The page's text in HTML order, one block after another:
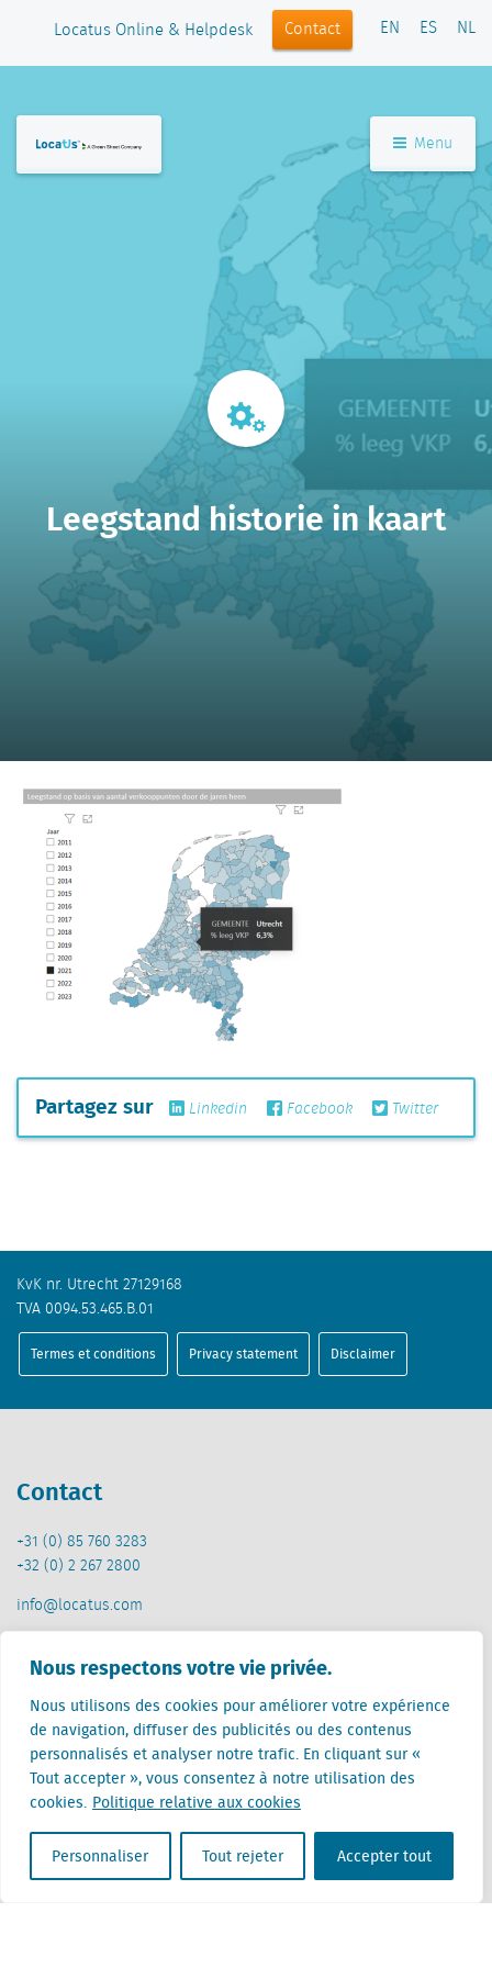
Nous respectons votre vie privée.
Nous utilisons des cookies pour améliorer votre expérience
de navigation, diffuser des publicités ou des contenus
personnalisés et analyser notre trafic. En cliquant sur «
Tout accepter », vous consentez à notre utilisation des
cookies. Politique relative aux cookies
Personnaliser Tout rejeter Accepter tout
Locatus Online & Helpdesk Contact EN ES NL
Menu
Leegstand historie in kaart
Partagez sur Linkedin Facebook Twitter
KvK nr. Utrecht 27129168
TVA 0094.53.465.B.01
Termes et conditions Privacy statement Disclaimer
Contact
+31 (0) 85 760 3283
+32 (0) 2 267 2800
info@locatus.com
Offices
Pays-Bas (siège)
Creative Valley
Stationsplein 32
3511 ED Utrecht
Rue Cantersteen 47
1000 Bruxelles